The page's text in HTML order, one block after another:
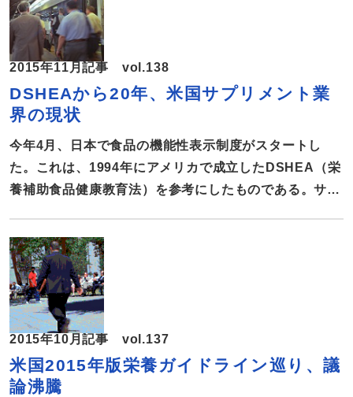
67％が肥満または太りすぎ 先頃、アメリカ国民の健
康向上を目指す非営利団体Trust for America’s Health
(TFAH)が、「2015年版アメリカ国民の肥満の現状」を
発表した。発表では、アメリカにおける成人の肥満率は
横ばいで、高水準の状態に変わりないと報告されてい
る。アメリカでは、肥満が深刻な問題となっているが、
昔からそうだったわけではない。1980年に肥満率が
15％以上、1991年の段階でも肥満率が20％以上という
州は存在しなかった。ところが今では、成 […]
2015年11月記事 vol.138
DSHEAから20年、米国サプリメント業
界の現状
今年4月、日本で食品の機能性表示制度がスタートし
た。これは、1994年にアメリカで成立したDSHEA（栄
養補助食品健康教育法）を参考にしたものである。サプ
告する。 成人の8割強がサプリメントの安全性・有効
性に信頼寄せる 現在、アメリカのサプリメント市場
は約350億ドルを超えるといわれている。Council for
Responsible Nutritionの2015年サプリメント消費者調
査報告によると、アメリカの成人の68％がサプリメント
を服用し、84％がサプリメントの安全性や質、有効性を
信頼している。1994年10月にクリントン大統領の政権
2015年10月記事 vol.137
米国2015年版栄養ガイドライン巡り、議
論沸騰